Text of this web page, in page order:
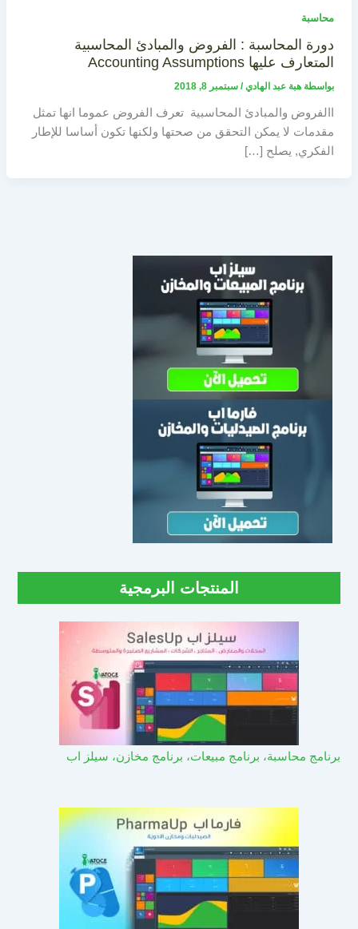
محاسبة
دورة المحاسبة : الفروض والمبادئ المحاسبية
المتعارف عليها Accounting Assumptions
بواسطة هبة عبد الهادي/ سبتمبر 8, 2018
االفروض والمبادئ المحاسبية تعرف الفروض عموما انها تمثل
مقدمات لا يمكن التحقق من صحتها ولكنها تكون أساسا للإطار
الفكري, يصلح […]
المنتجات البرمجية
برنامج محاسبة، برنامج مبيعات، برنامج مخازن، سيلز اب